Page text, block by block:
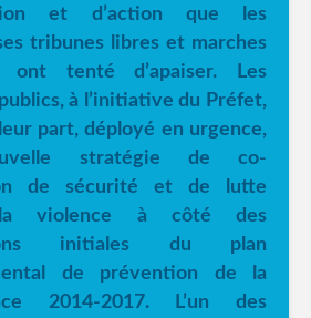
et d’action que les
tribunes libres et marches
ont tenté d’apaiser. Les
à l’initiative du Préfet,
part, déployé en urgence,
stratégie de co-
de sécurité et de lutte
violence à côté des
initiales du plan
de prévention de la
2014-2017. L’un des